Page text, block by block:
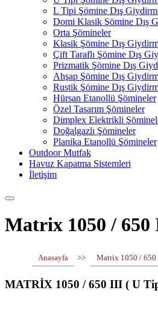
L Tipi Şömine Dış
Domi Klasik Şömine Dış
Orta Şömineler
Klasik Şömine Dış
Çift Taraflı Şömine Dış
Prizmatik Şömine Dış
Ahşap Şömine Dış
Rustik Şömine Dış
Hürsan Etanollü Şömineler
Özel Tasarım Şömineler
Dimplex Elektrikli
Doğalgazlı Şömineler
Planika Etanollü Şömineler
Outdoor Mutfak
Havuz Kapatma Sistemleri
İletişim
Matrix 1050 /
Anasayfa >> Matrix 1050 / 650
MATRİX 1050 / 650 III ( U